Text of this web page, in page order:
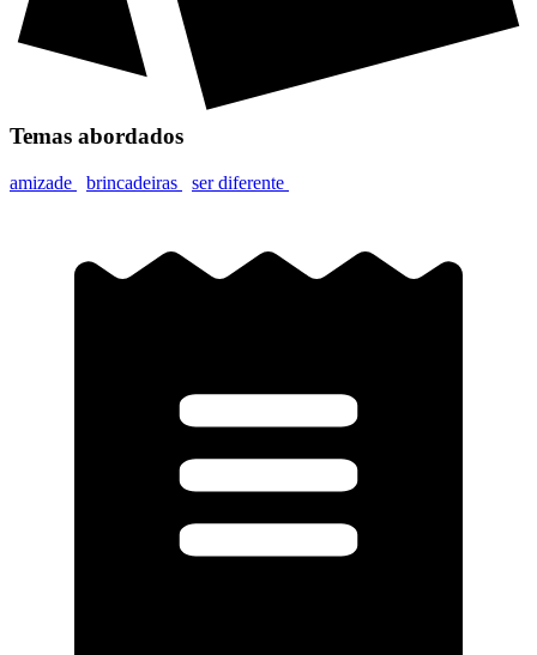
Temas abordados
amizade brincadeiras ser diferente